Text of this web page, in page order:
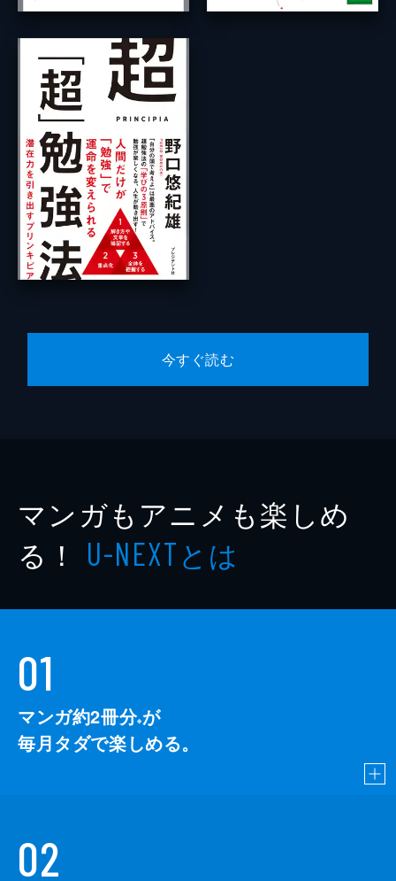
今すぐ読む
マンガもアニメも楽しめ
る！ U-NEXTとは
01
マンガ約2冊分※が
毎月タダで楽しめる。
02